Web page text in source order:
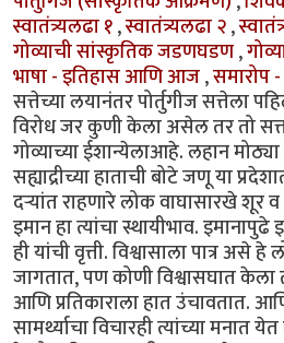
स्वातंत्र्यलढा १,स्वातंत्र्यलढा २,
गोव्याची सांस्कृतिक जडणघडण,
भाषा - इतिहास आणि आज,समारोप
सत्तेच्या लयानंतर पोर्तुगीज सत्तेला
विरोध जर कुणी केला असेल तर तो
गोव्याच्या ईशान्येलाआहे. लहान मोठ्या
सह्याद्रीच्या हाताची बोटे जणू या
दर्‍यांत राहणारे लोक वाघासारखे
इमान हा त्यांचा स्थायीभाव.
ही यांची वृत्ती. विश्वासाला पात्र असे
जागतात, पण कोणी विश्वासघात केला
आणि प्रतिकाराला हात उंचावतात. आणि
सामर्थ्याचा विचारही त्यांच्या मनात